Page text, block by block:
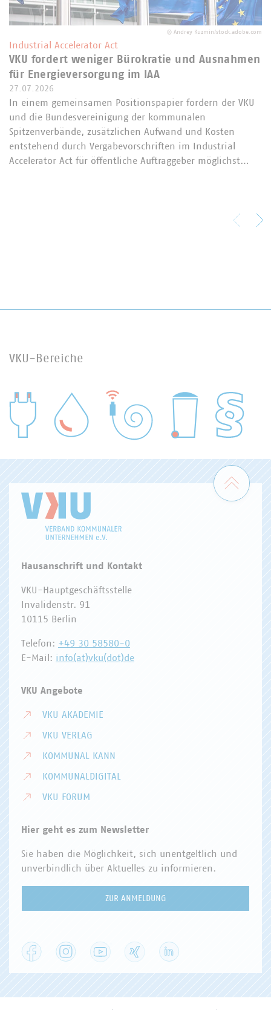
© Andrey Kuzmin/stock.adobe.com
Industrial Accelerator Act
VKU fordert weniger Bürokratie und Ausnahmen
für Energieversorgung im IAA
27.07.2026
In einem gemeinsamen Positionspapier fordern der VKU
und die Bundesvereinigung der kommunalen
Spitzenverbände, zusätzlichen Aufwand und Kosten
entstehend durch Vergabevorschriften im Industrial
Accelerator Act für öffentliche Auftraggeber möglichst…
VKU-Bereiche
WASSER/ABWASSER
Zum
Hausanschrift und Kontakt
VKU-Hauptgeschäftsstelle
Invalidenstr. 91
10115 Berlin
Telefon: +49 30 58580-0
E-Mail: info(at)vku(dot)de
VKU Angebote
VKU AKADEMIE
VKU VERLAG
KOMMUNAL KANN
KOMMUNALDIGITAL
VKU FORUM
Hier geht es zum Newsletter
Sie haben die Möglichkeit, sich unentgeltlich und
unverbindlich über Aktuelles zu informieren.
ZUR ANMELDUNG
Facebook Instagram YouTube